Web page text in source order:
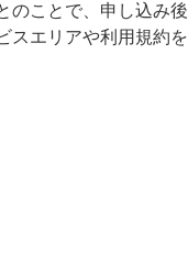
のことで、申し込み後
スエリアや利用規約を